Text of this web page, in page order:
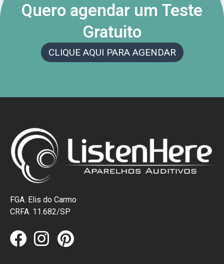
Quero agendar um Teste
Gratuito
CLIQUE AQUI PARA AGENDAR
FGA. Elis do Carmo
CRFA. 11.682/SP